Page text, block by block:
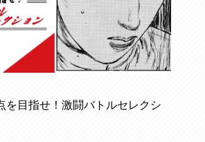
を目指せ！激闘バトルセレクシ